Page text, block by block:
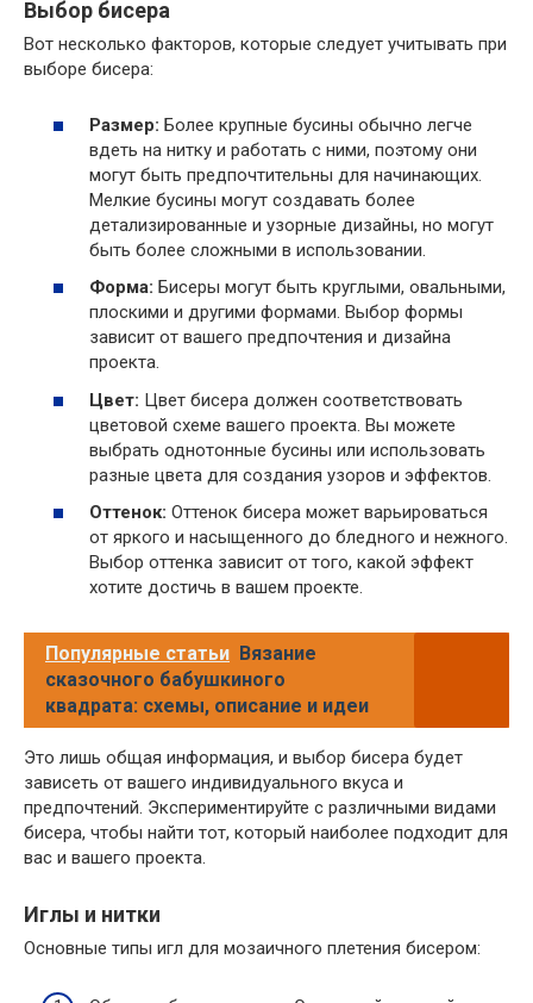
Выбор бисера
Вот несколько факторов, которые следует учитывать при
выборе бисера:
Размер: Более крупные бусины обычно легче
вдеть на нитку и работать с ними, поэтому они
могут быть предпочтительны для начинающих.
Мелкие бусины могут создавать более
детализированные и узорные дизайны, но могут
быть более сложными в использовании.
Форма: Бисеры могут быть круглыми, овальными,
плоскими и другими формами. Выбор формы
зависит от вашего предпочтения и дизайна
проекта.
Цвет: Цвет бисера должен соответствовать
цветовой схеме вашего проекта. Вы можете
выбрать однотонные бусины или использовать
разные цвета для создания узоров и эффектов.
Оттенок: Оттенок бисера может варьироваться
от яркого и насыщенного до бледного и нежного.
Выбор оттенка зависит от того, какой эффект
хотите достичь в вашем проекте.
Популярные статьи Вязание
сказочного бабушкиного
квадрата: схемы, описание и идеи
Это лишь общая информация, и выбор бисера будет
зависеть от вашего индивидуального вкуса и
предпочтений. Экспериментируйте с различными видами
бисера, чтобы найти тот, который наиболее подходит для
вас и вашего проекта.
Иглы и нитки
Основные типы игл для мозаичного плетения бисером: